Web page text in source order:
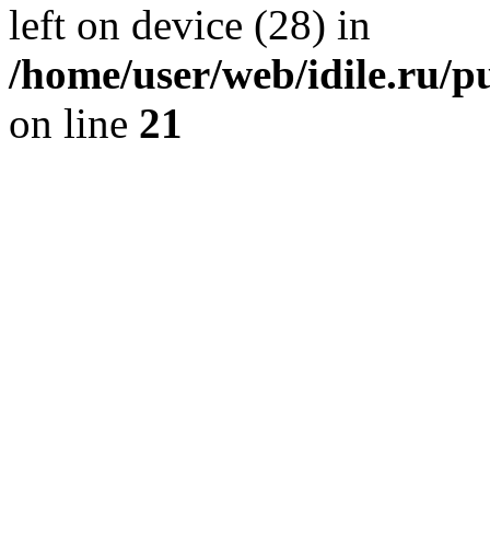
left on device (28) in
/home/user/web/idile.ru/
on line 21